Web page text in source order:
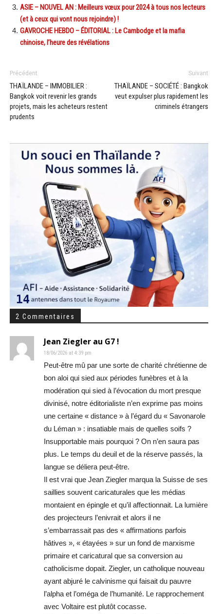
ASIE – NOUVEL AN : Meilleurs vœux pour 2024 à tous nos lecteurs
(et à ceux qui vont nous rejoindre) !
GAVROCHE HEBDO – ÉDITORIAL : Le Cambodge et la mafia
chinoise, l’heure des révélations
Précédent
THAÏLANDE – IMMOBILIER :
Bangkok voit revenir les grands
projets, mais les acheteurs restent
prudents
Suivant
THAÏLANDE – SOCIÉTÉ : Bangkok
veut expulser plus rapidement les
criminels étrangers
2 Commentaires
Jean Ziegler au G7 !
18/06/2026 at 4:39 pm
Peut-être mû par une sorte de charité chrétienne de
bon aloi qui sied aux périodes funèbres et à la
modération qui sied à l’évocation du mort presque
divinisé, notre éditorialiste n’en exprime pas moins
une certaine « distance » à l’égard du « Savonarole
du Léman » : insatiable mais de quelles soifs ?
Insupportable mais pourquoi ? On n’en saura pas
plus. Le temps du deuil et de la réserve passés, la
langue se déliera peut-être.
Il est vrai que Jean Ziegler marqua la Suisse de ses
saillies souvent caricaturales que les médias
montaient en épingle et qu’il affectionnait. La lumière
des projecteurs l’enivrait et alors il ne
s’embarrassait pas des « affirmations parfois
hâtives », « étayées » sur un fond de marxisme
primaire et caricatural que sa conversion au
catholicisme dopait. Ziegler, un catholique nouveau
ayant abjuré le calvinisme qui faisait du pauvre
l’alpha et l’oméga de l’humanité. Le rapprochement
avec Voltaire est plutôt cocasse.